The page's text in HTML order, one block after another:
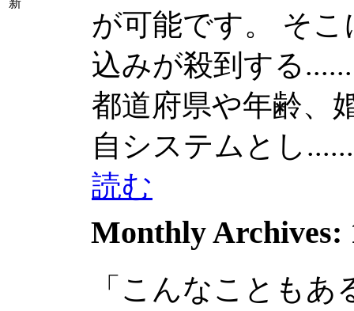
新
が可能です。 そ
込みが殺到する......
都道府県や年齢、
自システムとし......
読む
Monthly Archives:
「こんなことも